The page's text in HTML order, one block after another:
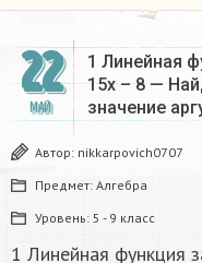
22
МАЙ
1 Линейная
15х – 8 —
значение
Автор: nikkarpovich0707
Предмет: Алгебра
Уровень: 5 - 9 класс
1 Линейная функция